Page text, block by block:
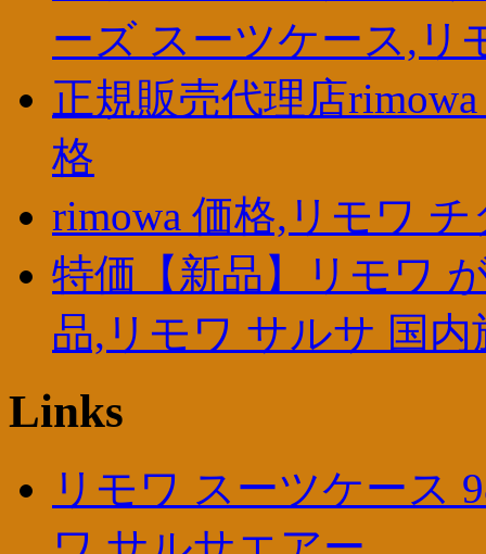
ーズ スーツケース,リ
正規販売代理店
格
rimowa 価格,リモワ
特価【新品】リモワ
品,リモワ サルサ 国内
Links
リモワ スーツケース